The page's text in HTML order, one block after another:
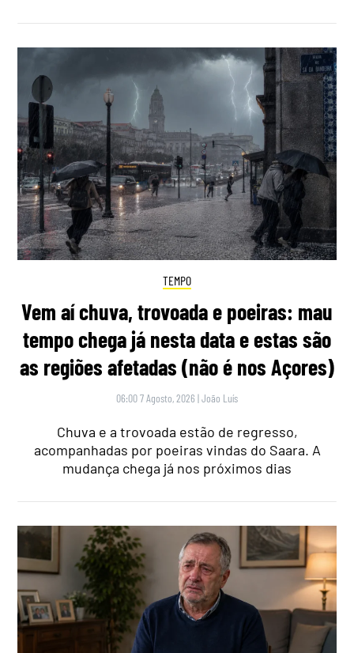
TEMPO
Vem aí chuva, trovoada e poeiras: mau
tempo chega já nesta data e estas são
as regiões afetadas (não é nos Açores)
06:00 7 Agosto, 2026 |João Luís
Chuva e a trovoada estão de regresso,
acompanhadas por poeiras vindas do Saara. A
mudança chega já nos próximos dias